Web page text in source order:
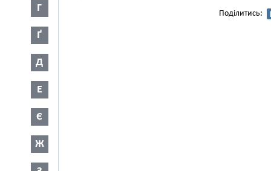
Г
Ґ
Д
Е
Є
Ж
Поділитись: